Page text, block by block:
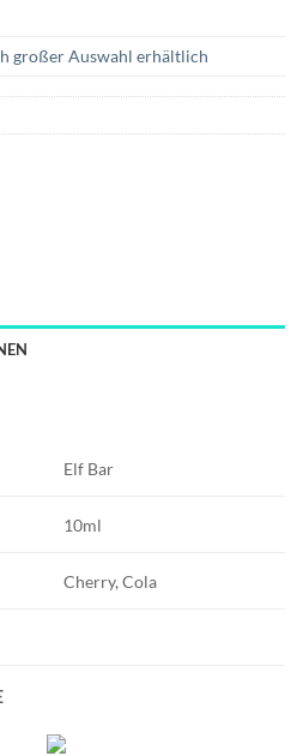
großer Auswahl erhältlich
Elf Bar
10ml
Cherry, Cola